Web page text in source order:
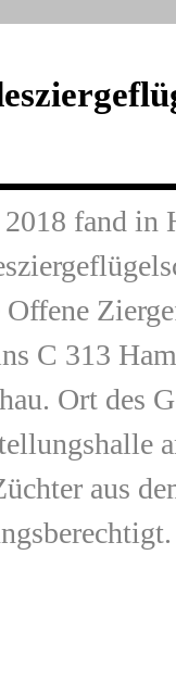
fand in
C 313
Ort des
aus